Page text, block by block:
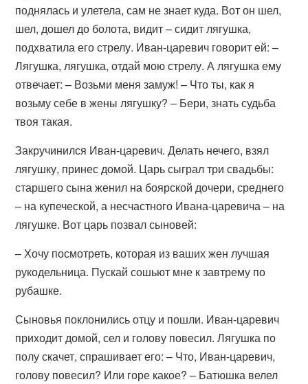
поднялась и улетела, сам не знает куда. Вот он шел,
шел, дошел до болота, видит – сидит лягушка,
подхватила его стрелу. Иван-царевич говорит ей: –
Лягушка, лягушка, отдай мою стрелу. А лягушка ему
отвечает: – Возьми меня замуж! – Что ты, как я
возьму себе в жены лягушку? – Бери, знать судьба
твоя такая.
Закручинился Иван-царевич. Делать нечего, взял
лягушку, принес домой. Царь сыграл три свадьбы:
старшего сына женил на боярской дочери, среднего
– на купеческой, а несчастного Ивана-царевича – на
лягушке. Вот царь позвал сыновей:
– Хочу посмотреть, которая из ваших жен лучшая
рукодельница. Пускай сошьют мне к завтрему по
рубашке.
Сыновья поклонились отцу и пошли. Иван-царевич
приходит домой, сел и голову повесил. Лягушка по
полу скачет, спрашивает его: – Что, Иван-царевич,
голову повесил? Или горе какое? – Батюшка велел